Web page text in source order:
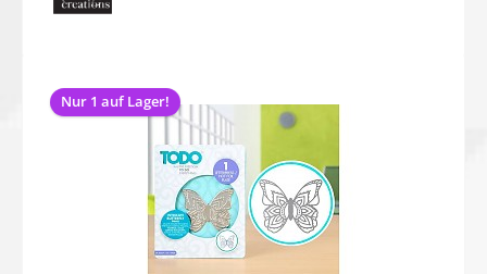
Bildergalerie überspringen
Nur 1 auf Lager!